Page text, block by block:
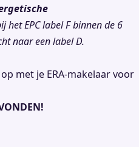
het EPC label F binnen de 6
naar een label D.
met je ERA-makelaar voor